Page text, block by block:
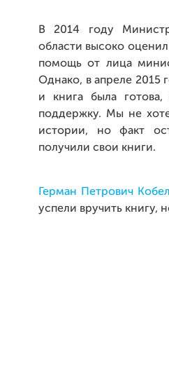
В 2014 году
области высоко
помощь от лица
Однако, в апреле 2015
и книга была
поддержку. Мы не
истории, но факт
получили свои книги.
Герман Петрович
успели вручить книгу,